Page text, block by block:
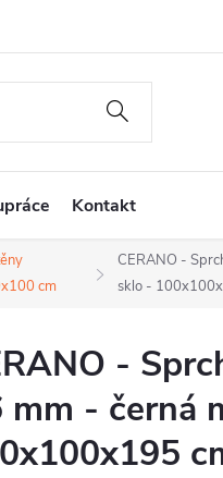
Kontakt
cm
CERANO -
sklo -
-
mm - černá